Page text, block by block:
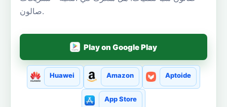
صالون.
Play on Google Play
Huawei Amazon Aptoide
App Store